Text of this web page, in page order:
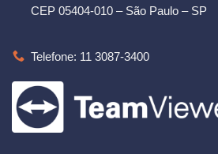
CEP 05404-010 – São Paulo – SP
Telefone: 11 3087-3400